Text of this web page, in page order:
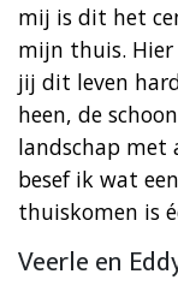
mij is dit het
mijn thuis.
jij dit leven
heen, de
landschap met
besef ik wat
thuiskomen is
Veerle en